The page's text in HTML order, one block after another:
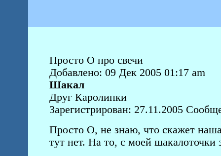
Просто О про свечи
Добавлено: 09 Дек 2005 01:17 am
Шакал
Друг Каролинки
Зарегистрирован: 27.11.2005
Просто О, не знаю, что скажет
тут нет. На то, с моей шакалоточки